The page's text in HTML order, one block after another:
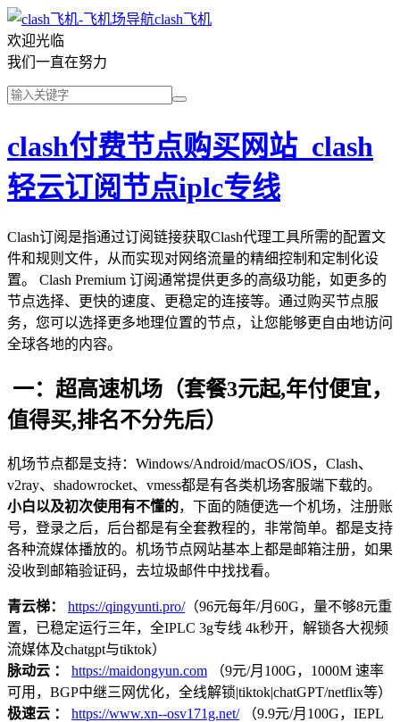
clash飞机
欢迎光临
我们一直在努力
clash付费节点购买网站_clash
轻云订阅节点iplc专线
Clash订阅是指通过订阅链接获取Clash代理工具所需的配置文
件和规则文件，从而实现对网络流量的精细控制和定制化设
置。 Clash Premium 订阅通常提供更多的高级功能，如更多的
节点选择、更快的速度、更稳定的连接等。通过购买节点服
务，您可以选择更多地理位置的节点，让您能够更自由地访问
全球各地的内容。
一：超高速机场（套餐3元起,年付便宜，
值得买,排名不分先后）
机场节点都是支持：Windows/Android/macOS/iOS，Clash、
v2ray、shadowrocket、vmess都是有各类机场客服端下载的。
小白以及初次使用有不懂的，下面的随便选一个机场，注册账
号，登录之后，后台都是有全套教程的，非常简单。都是支持
各种流媒体播放的。机场节点网站基本上都是邮箱注册，如果
没收到邮箱验证码，去垃圾邮件中找找看。
青云梯： https://qingyunti.pro/（96元每年/月60G，量不够8元重
置，已稳定运行三年，全IPLC 3g专线 4k秒开，解锁各大视频
流媒体及chatgpt与tiktok）
脉动云 ：
https://maidongyun.com （9元/月100G，1000M 速率
可用，BGP中继三网优化，全线解锁|tiktok|chatGPT/netflix等）
极速云 ：
https://www.xn--osv171g.net/（9.9元/月100G，IEPL